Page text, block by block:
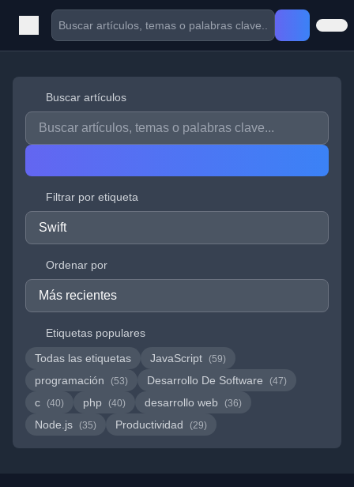
Buscar artículos
Filtrar por etiqueta
Ordenar por
Etiquetas populares
Todas las etiquetas
JavaScript (59)
programación (53) Desarrollo De Software (47)
c (40) php (40) desarrollo web (36)
Node.js (35) Productividad (29)